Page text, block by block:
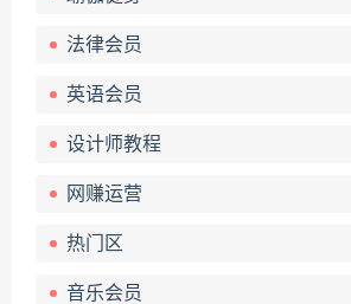
法律会员
英语会员
设计师教程
网赚运营
热门区
音乐会员